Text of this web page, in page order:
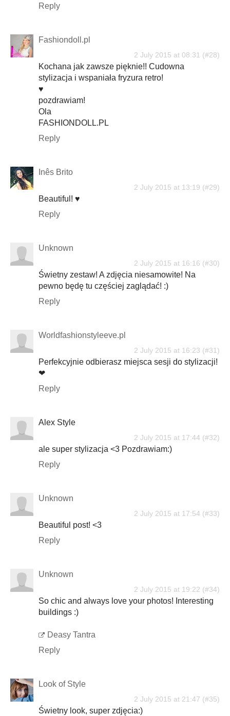
Reply
Fashiondoll.pl
2 July 2015 at 08:31
Kochana jak zawsze pięknie!! Cudowna
stylizacja i wspaniała fryzura retro!
♥
pozdrawiam!
Ola
FASHIONDOLL.PL
Reply
Inês Brito
2 July 2015 at 13:19
Beautiful! ♥
Reply
Unknown
2 July 2015 at 16:16
Świetny zestaw! A zdjęcia niesamowite! Na
pewno będę tu częściej zaglądać! :)
Reply
Worldfashionstyleeve.pl
2 July 2015 at 16:23
Perfekcyjnie odbierasz miejsca sesji do stylizacji!
❤
Reply
Alex Style
2 July 2015 at 17:44
ale super stylizacja <3 Pozdrawiam:)
Reply
Unknown
2 July 2015 at 17:54
Beautiful post! <3
Reply
Unknown
2 July 2015 at 19:22
So chic and always love your photos! Interesting
buildings :)
Deasy Tantra
Reply
Look of Style
2 July 2015 at 21:47
Świetny look, super zdjęcia:)